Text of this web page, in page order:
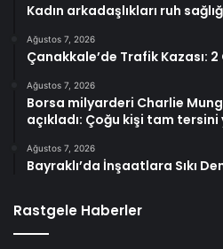
Kadın arkadaşlıkları ruh
Ağustos 7, 2026
Çanakkale’de Trafik Kazası: 2
Ağustos 7, 2026
Borsa milyarderi Charlie
açıkladı: Çoğu kişi tam tersini
Ağustos 7, 2026
Bayraklı’da İnşaatlara Sıkı
Rastgele Haberler